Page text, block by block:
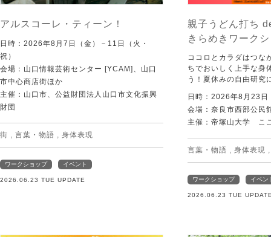
アルスコーレ・ティーン！
日時：2026年8月7日（金）－11日（火・
祝）
会場：山口情報芸術センター [YCAM]、山口
市中心商店街ほか
主催：山口市、公益財団法人山口市文化振興
財団
街 , 言葉・物語 , 身体表現
ワークショップ イベント
2026.06.23 TUE UPDATE
親子うどん打ち
きらめきワーク
ココロとカラダはつな
ちでおいしく上手な身
う！夏休みの自由研究
日時：2026年8月23日
会場：奈良市西部公民
主催：帝塚山大学 こ
言葉・物語 , 身体表現
ワークショップ イベン
2026.06.23 TUE